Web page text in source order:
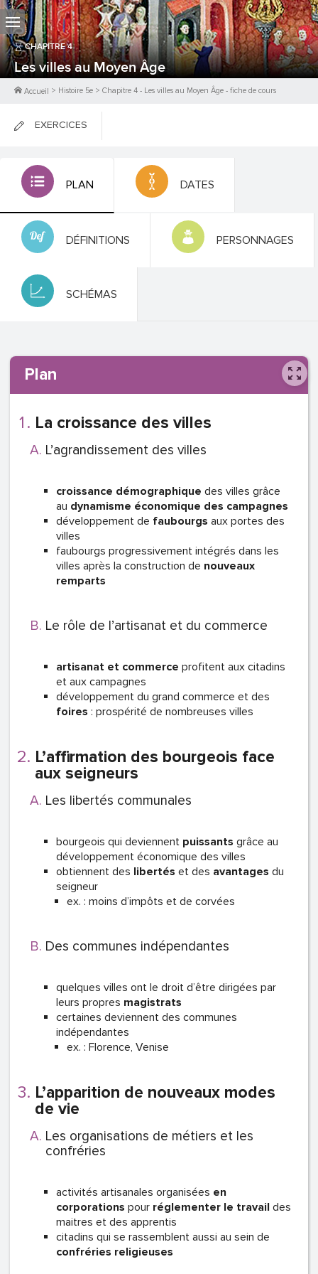
CHAPITRE4
Les villes au Moyen Âge
Accueil > Histoire 5e > Chapitre 4 - Les villes au Moyen Âge - fiche de cours
EXERCICES
FICHES DE COURS
PLAN DATES
DÉFINITIONS PERSONNAGES
SCHÉMAS
Plan
La croissance des villes
L’agrandissement des villes
croissance démographique des villes grâce
au dynamisme économique des campagnes
développement de faubourgs aux portes des
villes
faubourgs progressivement intégrés dans les
villes après la construction de nouveaux
remparts
Le rôle de l’artisanat et du commerce
artisanat et commerce profitent aux citadins
et aux campagnes
développement du grand commerce et des
foires : prospérité de nombreuses villes
L’affirmation des bourgeois face
aux seigneurs
Les libertés communales
bourgeois qui deviennent puissants grâce au
développement économique des villes
obtiennent des libertés et des avantages du
seigneur
ex. : moins d’impôts et de corvées
Des communes indépendantes
quelques villes ont le droit d’être dirigées par
leurs propres magistrats
certaines deviennent des communes
indépendantes
ex. : Florence, Venise
L’apparition de nouveaux modes
de vie
Les organisations de métiers et les
confréries
activités artisanales organisées en
corporations pour réglementer le travail des
maitres et des apprentis
citadins qui se rassemblent aussi au sein de
confréries religieuses